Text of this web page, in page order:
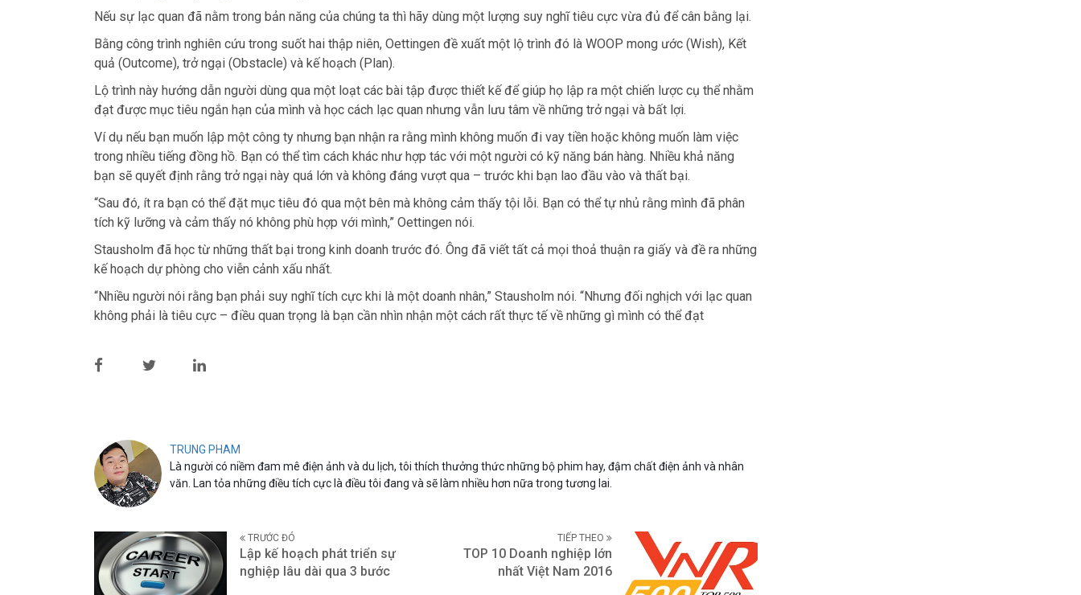
Nếu sự lạc quan đã nằm trong bản năng của chúng ta thì hãy dùng một lượng suy nghĩ tiêu cực vừa đủ để cân bằng lại.
Bằng công trình nghiên cứu trong suốt hai thập niên, Oettingen đề xuất một lộ trình đó là WOOP mong ước (Wish), Kết
quả (Outcome), trở ngại (Obstacle) và kế hoạch (Plan).
Lộ trình này hướng dẫn người dùng qua một loạt các bài tập được thiết kế để giúp họ lập ra một chiến lược cụ thể nhằm
đạt được mục tiêu ngắn hạn của mình và học cách lạc quan nhưng vẫn lưu tâm về những trở ngại và bất lợi.
Ví dụ nếu bạn muốn lập một công ty nhưng bạn nhận ra rằng mình không muốn đi vay tiền hoặc không muốn làm việc
trong nhiều tiếng đồng hồ. Bạn có thể tìm cách khác như hợp tác với một người có kỹ năng bán hàng. Nhiều khả năng
bạn sẽ quyết định rằng trở ngại này quá lớn và không đáng vượt qua – trước khi bạn lao đầu vào và thất bại.
“Sau đó, ít ra bạn có thể đặt mục tiêu đó qua một bên mà không cảm thấy tội lỗi. Bạn có thể tự nhủ rằng mình đã phân
tích kỹ lưỡng và cảm thấy nó không phù hợp với mình,” Oettingen nói.
Stausholm đã học từ những thất bại trong kinh doanh trước đó. Ông đã viết tất cả mọi thoả thuận ra giấy và đề ra những
kế hoạch dự phòng cho viễn cảnh xấu nhất.
“Nhiều người nói rằng bạn phải suy nghĩ tích cực khi là một doanh nhân,” Stausholm nói. “Nhưng đối nghịch với lạc quan
không phải là tiêu cực – điều quan trọng là bạn cần nhìn nhận một cách rất thực tế về những gì mình có thể đạt
TRUNG PHAM
Là người có niềm đam mê điện ảnh và du lịch, tôi thích thưởng thức những bộ phim hay, đậm chất điện ảnh và nhân
văn. Lan tỏa những điều tích cực là điều tôi đang và sẽ làm nhiều hơn nữa trong tương lai.
TRƯỚC ĐÓ
Lập kế hoạch phát triển sự
nghiệp lâu dài qua 3 bước
TIẾP THEO
TOP 10 Doanh nghiệp lớn
nhất Việt Nam 2016